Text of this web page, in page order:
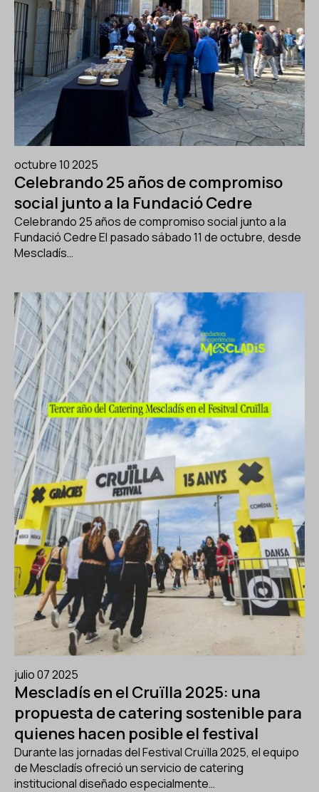
octubre 10 2025
Celebrando 25 años de compromiso
social junto a la Fundació Cedre
Celebrando 25 años de compromiso social junto a la
Fundació Cedre El pasado sábado 11 de octubre, desde
Mescladís…
julio 07 2025
Mescladís en el Cruïlla 2025: una
propuesta de catering sostenible para
quienes hacen posible el festival
Durante las jornadas del Festival Cruïlla 2025, el equipo
de Mescladís ofreció un servicio de catering
institucional diseñado especialmente…